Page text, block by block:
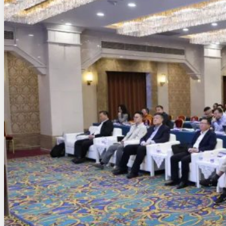
8K 超高清VR直播解决方案
超高清智能信息发布解决方案
自由视角360°直播解决方案
8K 超高清VR直播解决方案
超高清智能信息发布解决方案
自由视角360°直播解决方案
公共安全
监控视频智能压缩解决方案
智能安防视频监控解决方案
视频资源整合调度解决方案
视频监控安全防护能力管控方案
监控视频智能压缩解决方案
智能安防视频监控解决方案
监控视频异常行为预警方案
视频资源整合调度解决方案
视频监控安全防护能力管控方案
智慧城市
社区智慧管理解决方案
5G+8K屏控解决方案
智慧交通监控解决方案
智慧城管视觉中枢方案
社区智慧管理解决方案